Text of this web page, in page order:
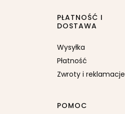
PŁATNOŚĆ I
DOSTAWA
Wysyłka
Płatność
Zwroty i reklamacje
POMOC